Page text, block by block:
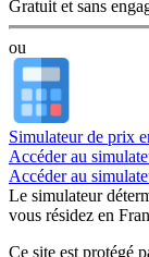
Gratuit et sans
ou
Simulateur de prix
Accéder au
Accéder au
Le simulateur
vous résidez en
Ce site est protégé